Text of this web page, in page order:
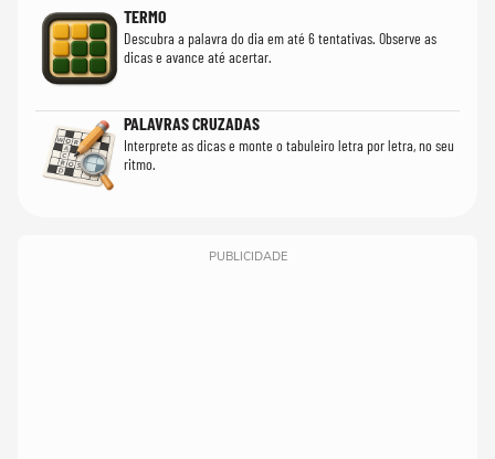
TERMO
Descubra a palavra do dia em até 6 tentativas. Observe as
dicas e avance até acertar.
PALAVRAS CRUZADAS
Interprete as dicas e monte o tabuleiro letra por letra, no seu
ritmo.
PUBLICIDADE